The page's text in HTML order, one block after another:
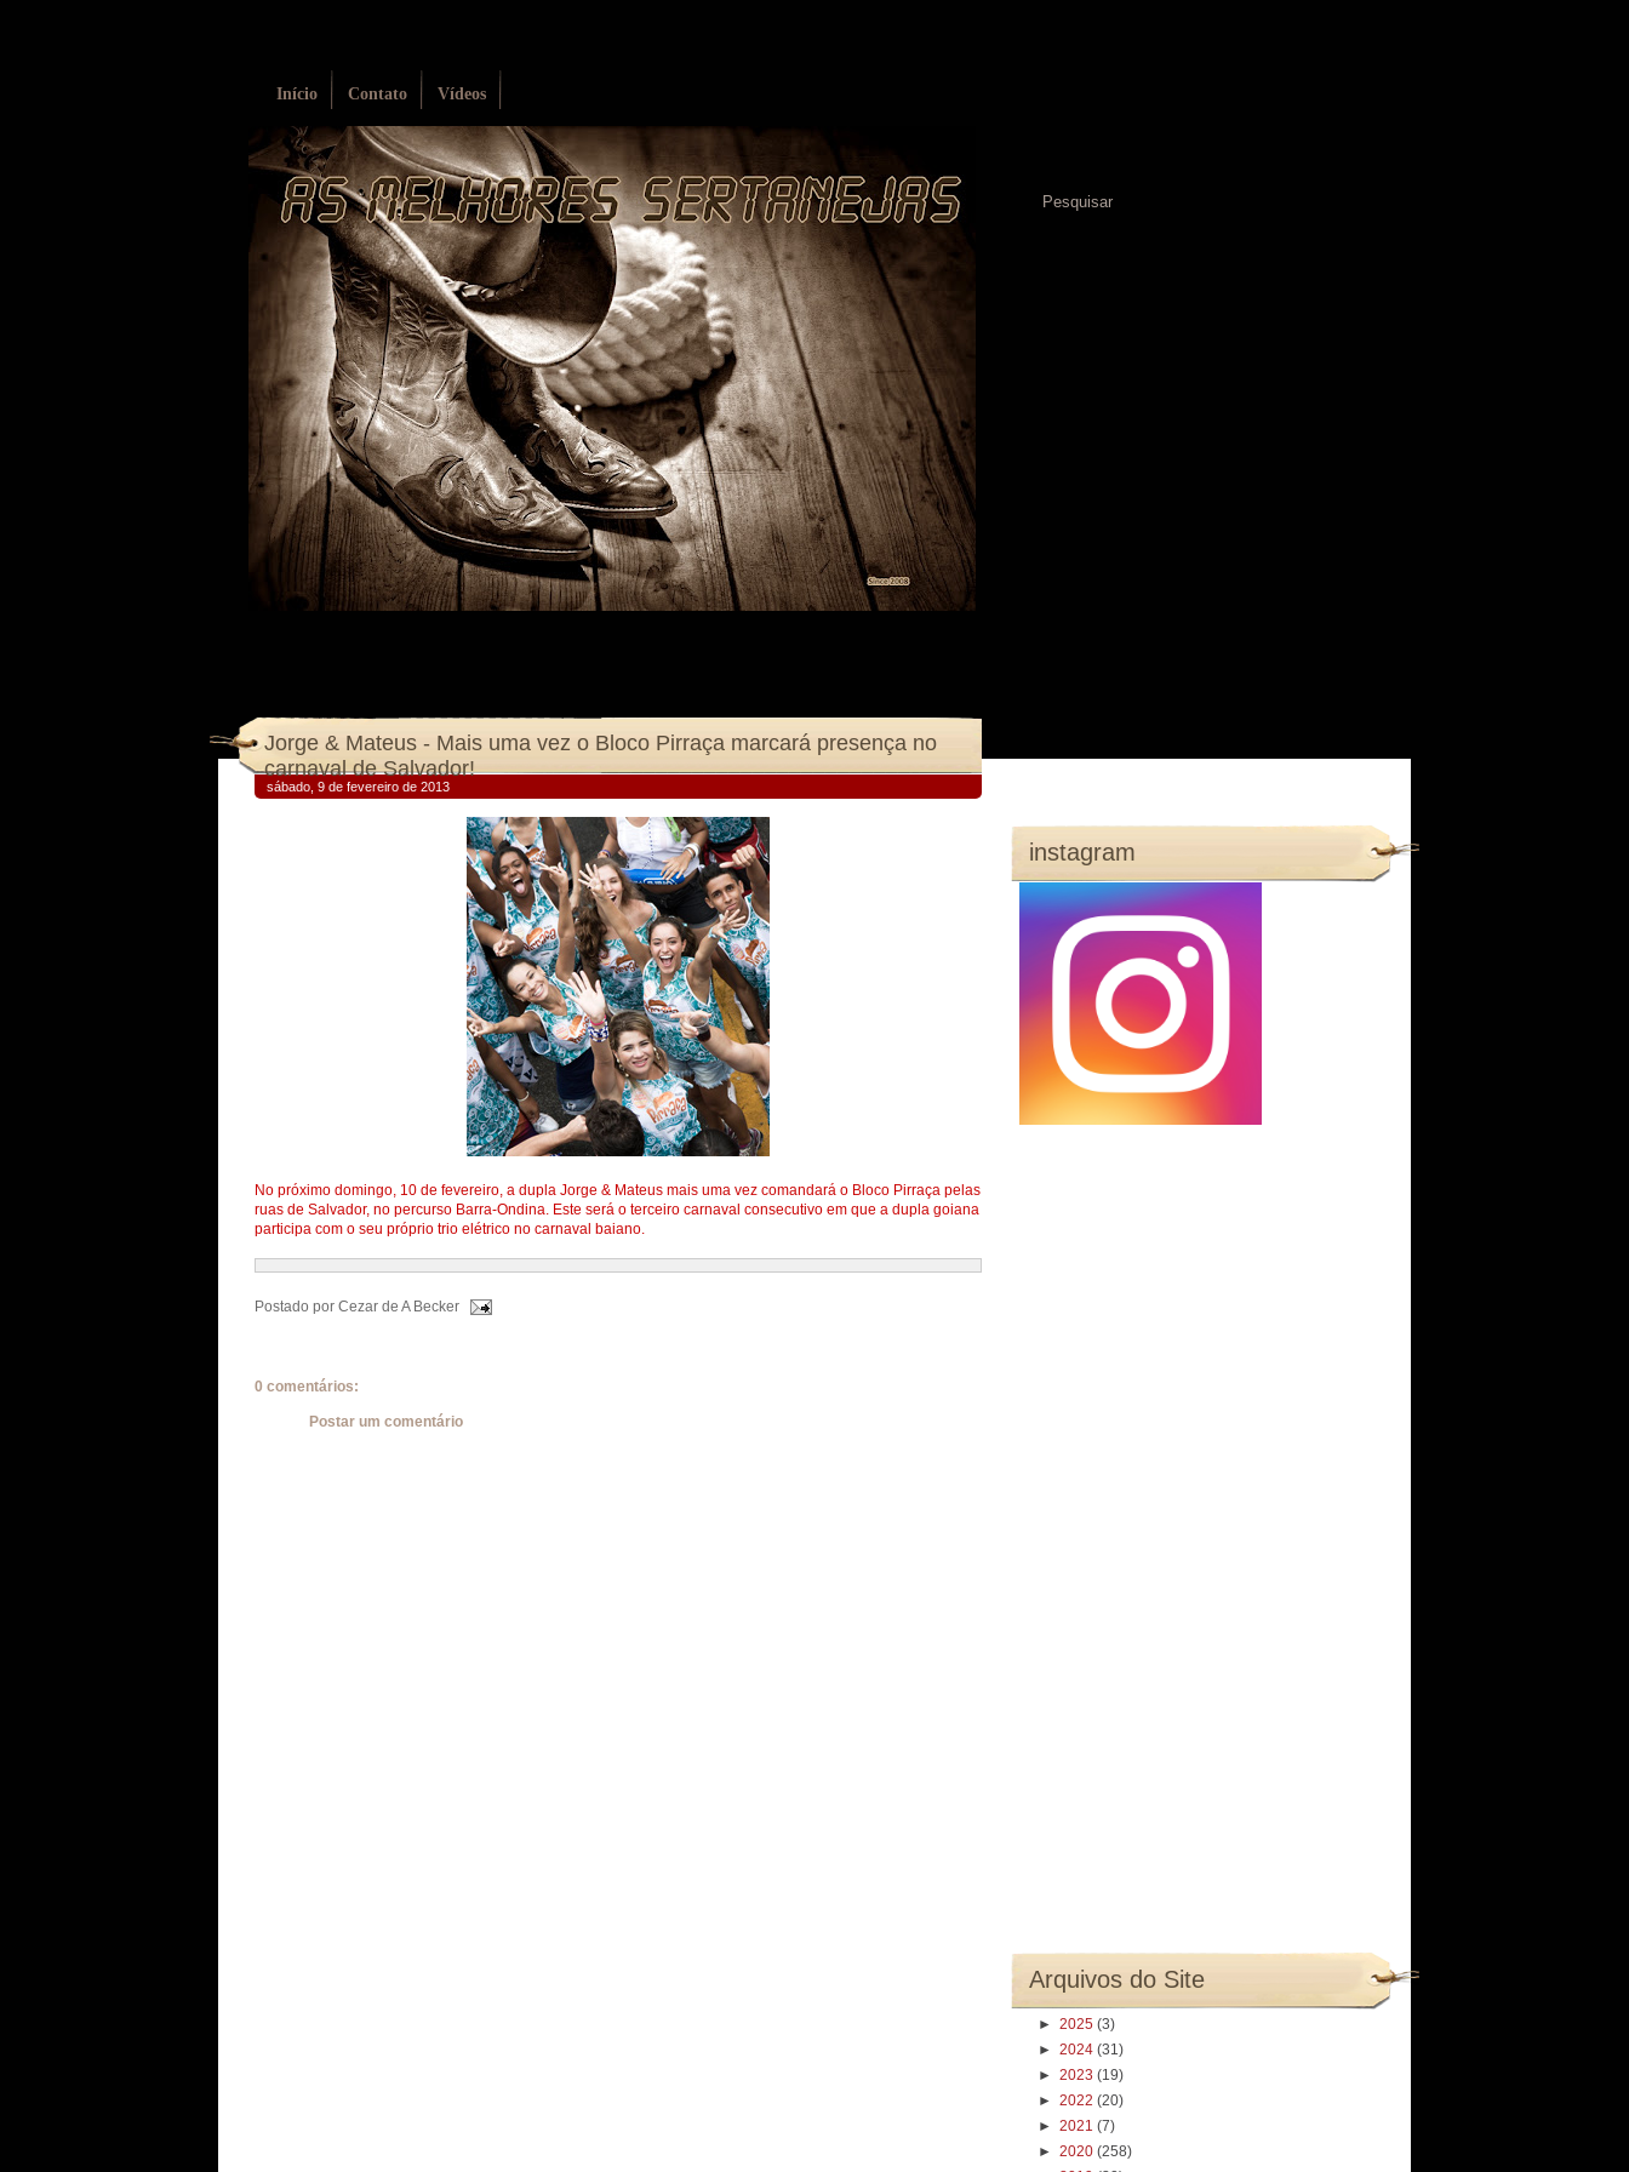
Início Contato Vídeos
Jorge & Mateus - Mais uma vez o Bloco Pirraça marcará presença no
carnaval de Salvador!
sábado, 9 de fevereiro de 2013
No próximo domingo, 10 de fevereiro, a dupla Jorge & Mateus mais uma vez comandará o Bloco Pirraça pelas
ruas de Salvador, no percurso Barra-Ondina. Este será o terceiro carnaval consecutivo em que a dupla goiana
participa com o seu próprio trio elétrico no carnaval baiano.
Postado por Cezar de A Becker
0 comentários:
Postar um comentário
instagram
Arquivos do Site
► 2025 (3)
► 2024 (31)
► 2023 (19)
► 2022 (20)
► 2021 (7)
► 2020 (258)